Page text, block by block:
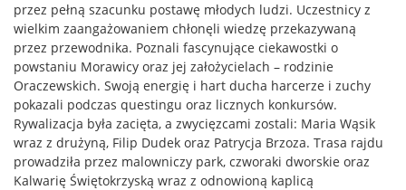
przez pełną szacunku postawę młodych ludzi. Uczestnicy z
wielkim zaangażowaniem chłonęli wiedzę przekazywaną
przez przewodnika. Poznali fascynujące ciekawostki o
powstaniu Morawicy oraz jej założycielach – rodzinie
Oraczewskich. Swoją energię i hart ducha harcerze i zuchy
pokazali podczas questingu oraz licznych konkursów.
Rywalizacja była zacięta, a zwycięzcami zostali: Maria Wąsik
wraz z drużyną, Filip Dudek oraz Patrycja Brzoza. Trasa rajdu
prowadziła przez malowniczy park, czworaki dworskie oraz
Kalwarię Świętokrzyską wraz z odnowioną kaplicą